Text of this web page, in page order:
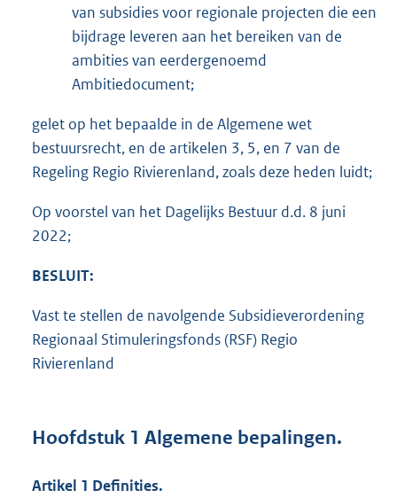
van subsidies voor regionale projecten die een
bijdrage leveren aan het bereiken van de
ambities van eerdergenoemd
Ambitiedocument;
gelet op het bepaalde in de Algemene wet
bestuursrecht, en de artikelen 3, 5, en 7 van de
Regeling Regio Rivierenland, zoals deze heden luidt;
Op voorstel van het Dagelijks Bestuur d.d. 8 juni
2022;
BESLUIT:
Vast te stellen de navolgende Subsidieverordening
Regionaal Stimuleringsfonds (RSF) Regio
Rivierenland
Hoofdstuk 1 Algemene bepalingen.
Artikel 1 Definities.